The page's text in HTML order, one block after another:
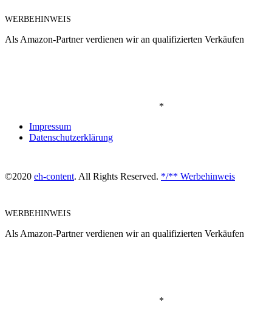
WERBEHINWEIS
Als Amazon-Partner verdienen wir an qualifizierten Verkäufen
*
Impressum
Datenschutzerklärung
©2020 eh-content. All Rights Reserved. */** Werbehinweis
WERBEHINWEIS
Als Amazon-Partner verdienen wir an qualifizierten Verkäufen
*